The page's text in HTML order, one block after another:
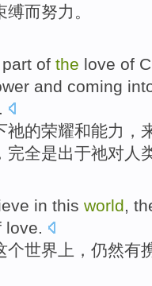
缚而努力。
part of the love of
and coming
祂的荣耀和能力 ，
完全是出于祂对人
in this world,
love.
个世界上 ， 仍然有